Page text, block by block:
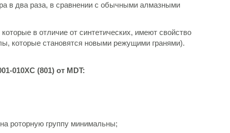
в два раза, в сравнении с обычными алмазными
в отличие от синтетических, имеют свойство
которые становятся новыми режущими гранями).
010XC (801) от MDT:
роторную группу минимальны;